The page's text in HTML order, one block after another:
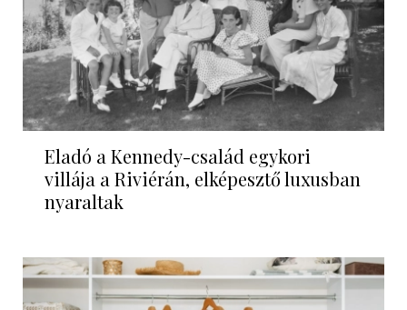
Eladó a Kennedy-család egykori
villája a Riviérán, elképesztő luxusban
nyaraltak